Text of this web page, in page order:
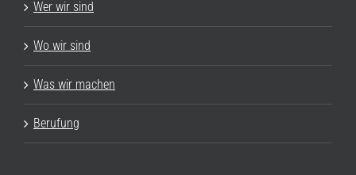
Wer wir sind
Wo wir sind
Was wir machen
Berufung